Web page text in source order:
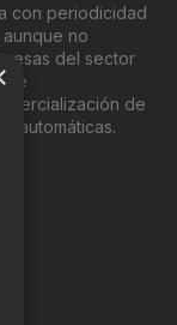
con periodicidad
no
del sector
de
automáticas.